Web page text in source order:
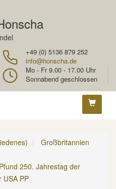
+49 (0) 5136 879 252
info@honscha.de
Mo - Fr 9.00 - 17.00 Uhr
Sonnabend geschlossen
Großbritannien
250. Jahrestag der
USA PP